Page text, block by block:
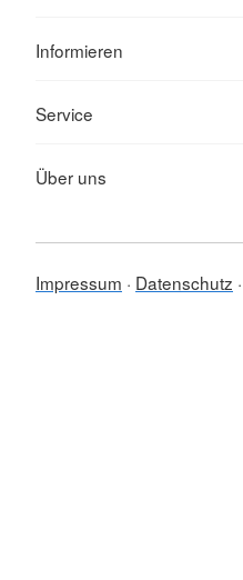
Informieren
Service
Über uns
Impressum Datenschutz